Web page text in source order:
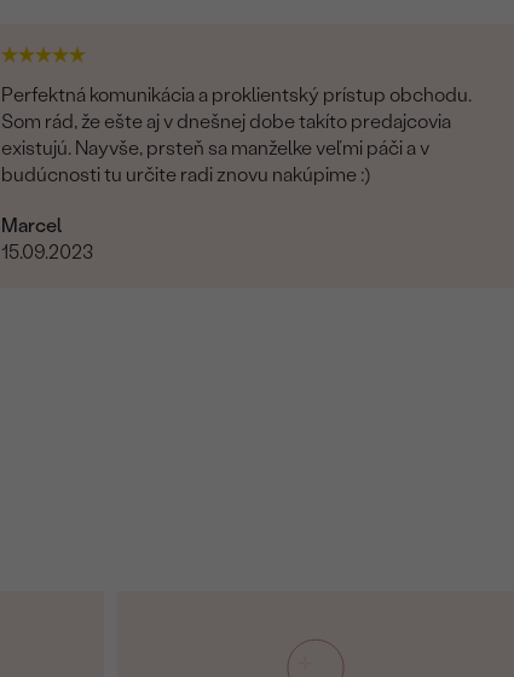
Perfektná komunikácia a proklientský prístup obchodu.
Som rád, že ešte aj v dnešnej dobe takíto predajcovia
existujú. Nayvše, prsteň sa manželke veľmi páči a v
budúcnosti tu určite radi znovu nakúpime :)
Marcel
15.09.2023